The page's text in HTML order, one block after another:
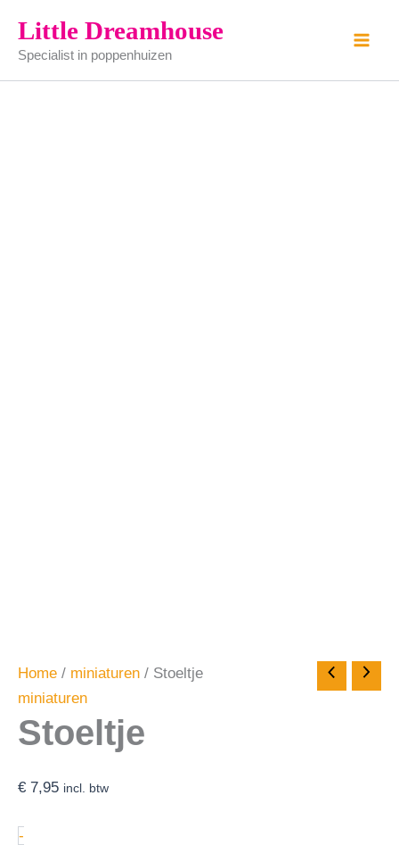
naar
inhoud
Little Dreamhouse
Specialist in poppenhuizen
Home / miniaturen / Stoeltje
miniaturen
Stoeltje
€ 7,95 incl. btw
-
aantal